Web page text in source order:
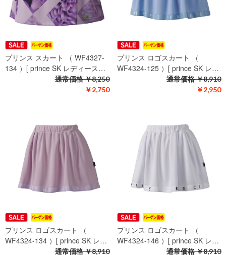
プリンス スカート （ WF4327-
134 ）[ prince SK レディース…
￥2,750
通常価格￥8,250
プリンス ロゴスカート （
WF4324-125 ）[ prince SK レ…
￥2,950
通常価格￥8,910
プリンス ロゴスカート （
WF4324-134 ）[ prince SK レ…
通常価格￥8,910
プリンス ロゴスカート （
WF4324-146 ）[ prince SK レ…
通常価格￥8,910